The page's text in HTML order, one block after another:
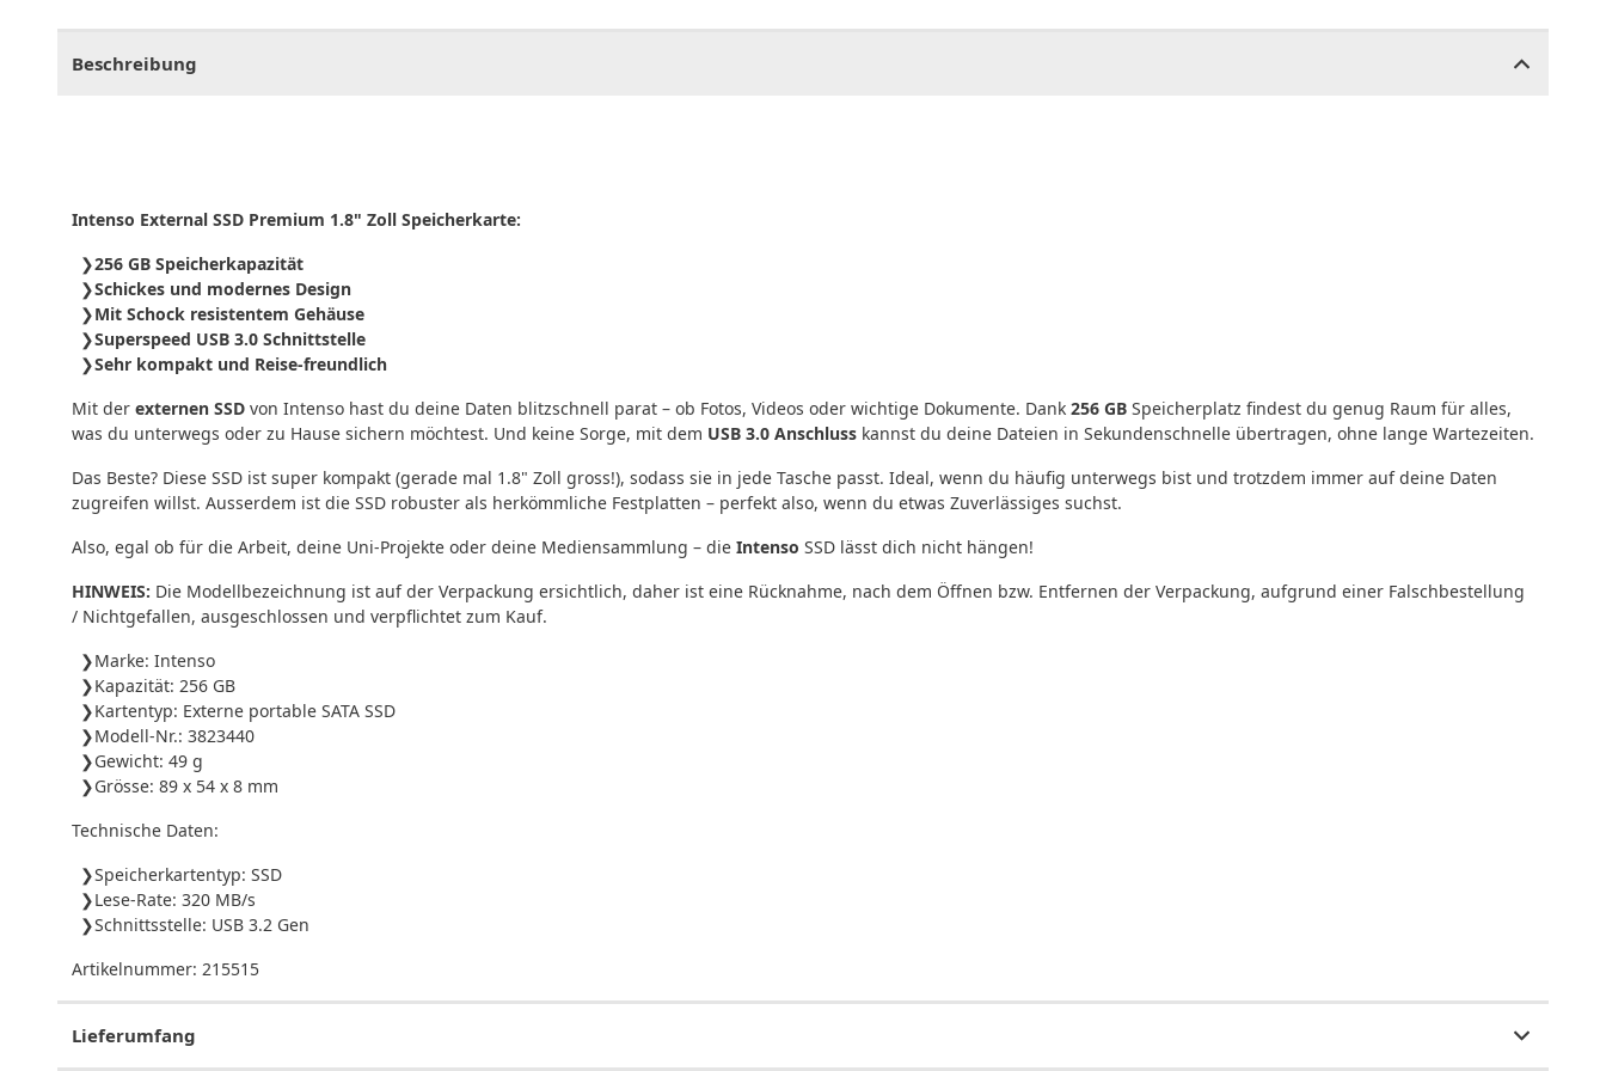
Beschreibung
Intenso External SSD Premium 1.8" Zoll Speicherkarte:
256 GB Speicherkapazität
Schickes und modernes Design
Mit Schock resistentem Gehäuse
Superspeed USB 3.0 Schnittstelle
Sehr kompakt und Reise-freundlich
Mit der externen SSD von Intenso hast du deine Daten blitzschnell parat – ob Fotos, Videos oder wichtige Dokumente. Dank 256 GB Speicherplatz findest du genug Raum für alles,
was du unterwegs oder zu Hause sichern möchtest. Und keine Sorge, mit dem USB 3.0 Anschluss kannst du deine Dateien in Sekundenschnelle übertragen, ohne lange Wartezeiten.
Das Beste? Diese SSD ist super kompakt (gerade mal 1.8" Zoll gross!), sodass sie in jede Tasche passt. Ideal, wenn du häufig unterwegs bist und trotzdem immer auf deine Daten
zugreifen willst. Ausserdem ist die SSD robuster als herkömmliche Festplatten – perfekt also, wenn du etwas Zuverlässiges suchst.
Also, egal ob für die Arbeit, deine Uni-Projekte oder deine Mediensammlung – die Intenso SSD lässt dich nicht hängen!
HINWEIS: Die Modellbezeichnung ist auf der Verpackung ersichtlich, daher ist eine Rücknahme, nach dem Öffnen bzw. Entfernen der Verpackung, aufgrund einer Falschbestellung
/ Nichtgefallen, ausgeschlossen und verpflichtet zum Kauf.
Marke: Intenso
Kapazität: 256 GB
Kartentyp: Externe portable SATA SSD
Modell-Nr.: 3823440
Gewicht: 49 g
Grösse: 89 x 54 x 8 mm
Technische Daten:
Speicherkartentyp: SSD
Lese-Rate: 320 MB/s
Schnittsstelle: USB 3.2 Gen
Artikelnummer: 215515
Lieferumfang